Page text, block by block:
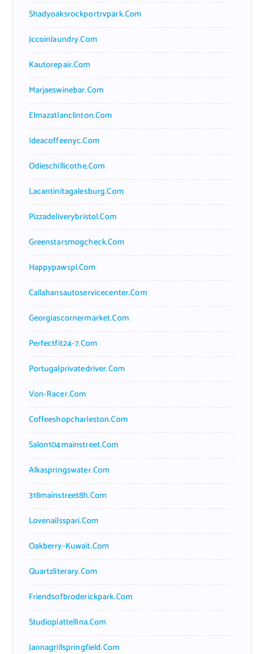
Shadyoaksrockportrvpark.com
Jccoinlaundry.com
Kautorepair.com
Marjaeswinebar.com
Elmazatlanclinton.com
Ideacoffeenyc.com
Odieschillicothe.com
Lacantinitagalesburg.com
Pizzadeliverybristol.com
Greenstarsmogcheck.com
Happypawspl.com
Callahansautoservicecenter.com
Georgiascornermarket.com
Perfectfit24-7.com
Portugalprivatedriver.com
Von-Racer.com
Coffeeshopcharleston.com
Salon104mainstreet.com
Alkaspringswater.com
318mainstreet8h.com
Lovenailsspari.com
Oakberry-Kuwait.com
Quartzliterary.com
Friendsofbroderickpark.com
Studiopiattellina.com
Jannagrillspringfield.com